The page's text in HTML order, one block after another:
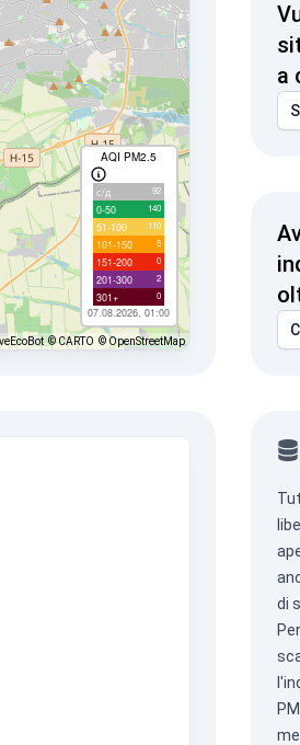
AQI PM2.5
с/д 92
0-50 140
51-100 110
101-150 5
151-200 0
201-300 2
301+ 0
07.08.2026, 01:00
© CARTO © OpenStreetMap
a
di